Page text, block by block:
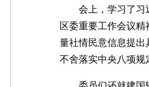
会上，学习了习近
区委重要工作会议
量社情民意信息提出
不舍落实中央八项规